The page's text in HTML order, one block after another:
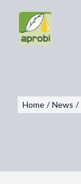
Home / News /